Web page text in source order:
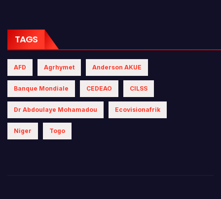
TAGS
AFD Agrhymet Anderson AKUE
Banque Mondiale CEDEAO CILSS
Dr Abdoulaye Mohamadou Ecovisionafrik
Niger Togo